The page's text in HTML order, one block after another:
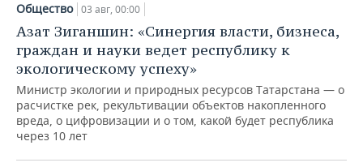
Общество 03 авг, 00:00
Азат Зиганшин: «Синергия власти, бизнеса,
граждан и науки ведет республику к
экологическому успеху»
Министр экологии и природных ресурсов Татарстана — о
расчистке рек, рекультивации объектов накопленного
вреда, о цифровизации и о том, какой будет республика
через 10 лет